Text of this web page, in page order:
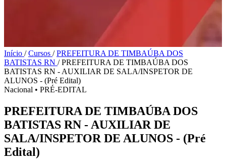
Início / Cursos / PREFEITURA DE TIMBAÚBA DOS
BATISTAS RN / PREFEITURA DE TIMBAÚBA DOS
BATISTAS RN - AUXILIAR DE SALA/INSPETOR DE
ALUNOS - (Pré Edital)
Nacional • PRÉ-EDITAL
PREFEITURA DE TIMBAÚBA DOS
BATISTAS RN - AUXILIAR DE
SALA/INSPETOR DE ALUNOS - (Pré
Edital)